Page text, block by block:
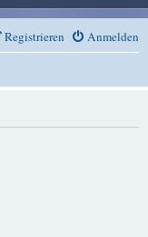
Anmelden
Registrieren